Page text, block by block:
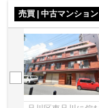
売買 | 中古マンション